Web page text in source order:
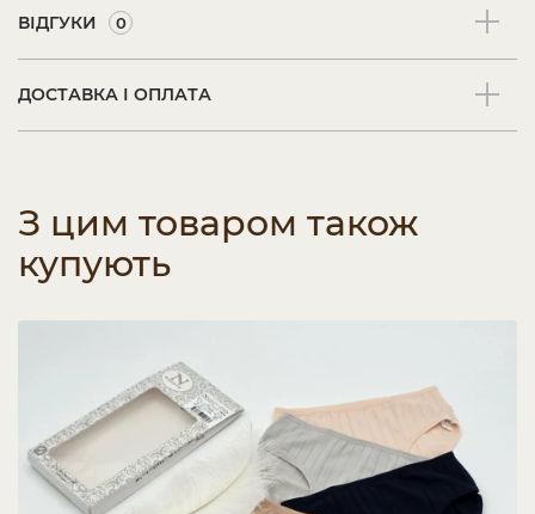
ВІДГУКИ 0
ДОСТАВКА І ОПЛАТА
З цим товаром також
купують